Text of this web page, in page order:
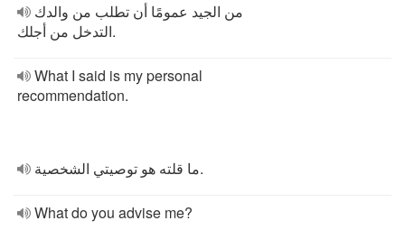
من الجيد عمومًا أن تطلب من والدك
التدخل من أجلك.
What I said is my personal
recommendation.
ما قلته هو توصيتي الشخصية.
What do you advise me?